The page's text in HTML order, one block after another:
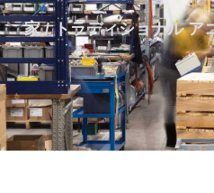
家/トラディショナル ア